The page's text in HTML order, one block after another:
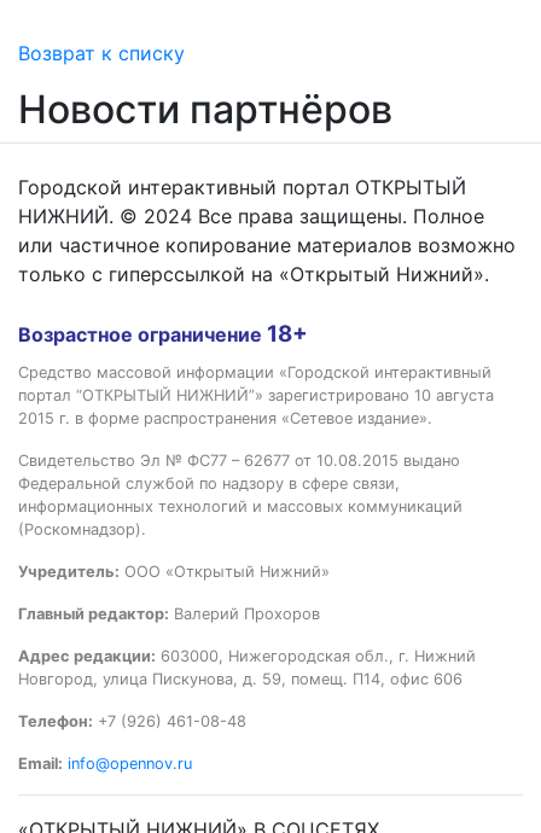
Возврат к списку
Новости партнёров
Городской интерактивный портал ОТКРЫТЫЙ
НИЖНИЙ. © 2024 Все права защищены. Полное
или частичное копирование материалов возможно
только с гиперссылкой на «Открытый Нижний».
Возрастное ограничение 18+
Средство массовой информации «Городской интерактивный
портал “ОТКРЫТЫЙ НИЖНИЙ”» зарегистрировано 10 августа
2015 г. в форме распространения «Сетевое издание».
Свидетельство Эл № ФС77 – 62677 от 10.08.2015 выдано
Федеральной службой по надзору в сфере связи,
информационных технологий и массовых коммуникаций
(Роскомнадзор).
Учредитель: ООО «Открытый Нижний»
Главный редактор: Валерий Прохоров
Адрес редакции: 603000, Нижегородская обл., г. Нижний
Новгород, улица Пискунова, д. 59, помещ. П14, офис 606
Телефон: +7 (926) 461-08-48
Email: info@opennov.ru